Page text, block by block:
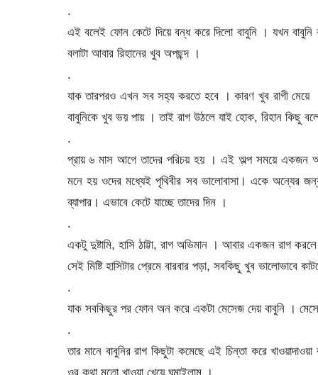
.
এই বলেই ফোন কেটে দিয়ে বন্ধ করে দিলো বাবুনি । যখন
বলাটা আবার রিহানের খুব অপছন্দ ।
.
যাক তারপরও এখন সব সহ্য করতে হবে । কারণ খুব রাগী মেয়ে
বাবুনিকে খুব ভয় পায় । তাই রাগ উঠলে যাই হোক, রিহান কিছু
.
প্রায় ৬ মাস আগে তাদের পরিচয় হয় । এই অল্প সময়ে একজন
মনে হয় ওদের মধ্যেই পৃথিবীর সব ভালোবাসা। একে অন্যের
ব্যাপার। এভাবে কেটে যাচ্ছে তাদের দিন ।
.
একটু দুষ্টামি, হাসি ঠাট্টা, রাগ অভিমান । আবার একজন রাগ
সেই মিষ্টি হাসিটার প্রেমে বারবার পড়া, সবকিছু খুব ভালোভাবে
.
যাক সবকিছুর পর ফোন অন করে একটা মেসেজ দেয় বাবুনি ।
.
তার মানে বাবুনির রাগ কিছুটা কমেছে এই চিন্তা করে